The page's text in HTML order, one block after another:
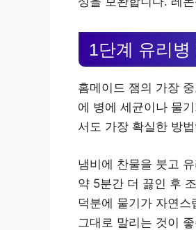
1단계 유리병
홈메이드 잼의 가장
에 병에 세균이나 물
서도 가장 확실한 방
냄비에 찬물을 붓고
약 5분간 더 끓인 후
덕분에 물기가 자연
그대로 말리는 것이